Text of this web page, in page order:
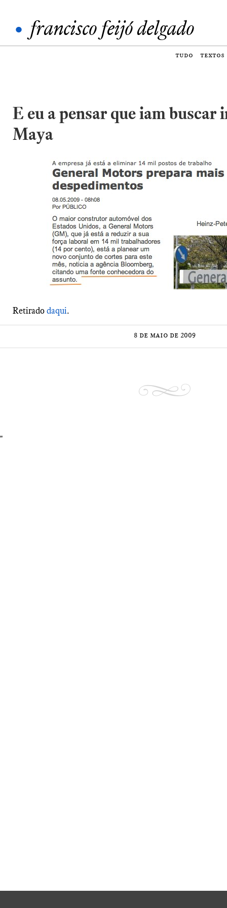
• francisco feijó delgado
tudo textos
E eu a pensar que iam buscar
Maya
Retiradodaqui.
8 de maio de 2009
"